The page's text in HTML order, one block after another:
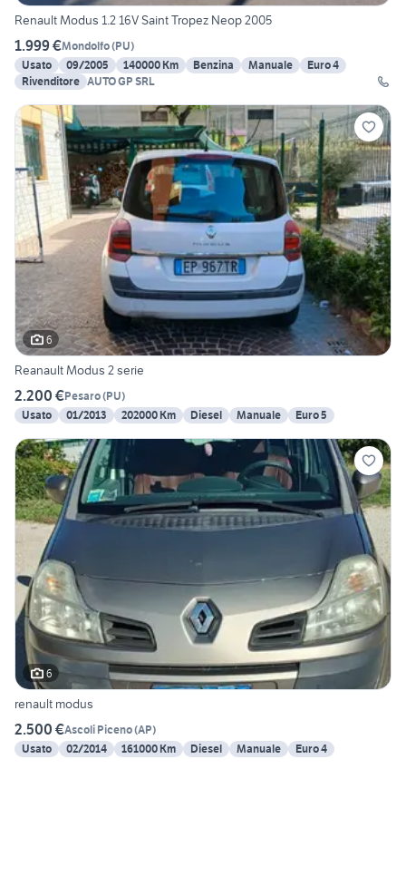
Renault Modus 1.2 16V Saint Tropez Neop 2005
1.999 €Mondolfo(PU)
Usato
09/2005 140000 Km Benzina Manuale
Euro 4
Rivenditore AUTO GP SRL
6
Reanault Modus 2 serie
2.200 €Pesaro(PU)
Usato
01/2013 202000 Km Diesel Manuale Euro 5
6
renault modus
2.500 €Ascoli Piceno(AP)
Usato
02/2014 161000 Km Diesel Manuale Euro 4